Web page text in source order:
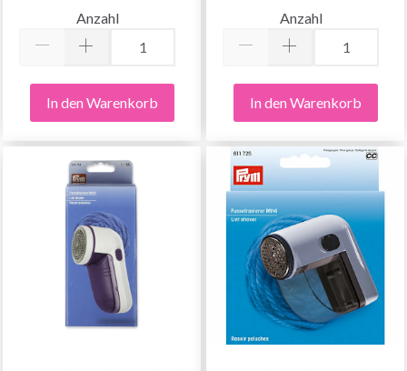
Anzahl
In den Warenkorb
Anzahl
In den Warenkorb